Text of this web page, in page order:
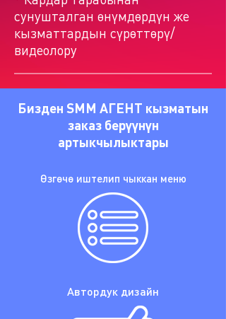
сунушталган өнүмдөрдүн же
кызматтардын сүрөттөрү/
видеолору
Бизден SMM АГЕНТ кызматын
заказ берүүнүн
артыкчылыктары
Өзгөчө иштелип чыккан меню
Автордук дизайн